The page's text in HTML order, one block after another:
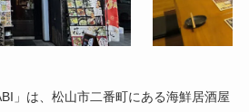
」は、松山市二番町にある海鮮居酒屋